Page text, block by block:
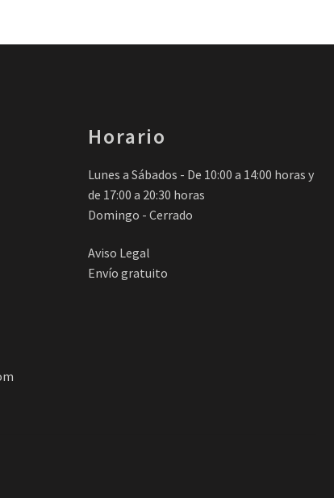
Horario
Lunes a Sábados - De 10:00 a 14:00 horas y
de 17:00 a 20:30 horas
Domingo - Cerrado
Aviso Legal
Envío gratuito